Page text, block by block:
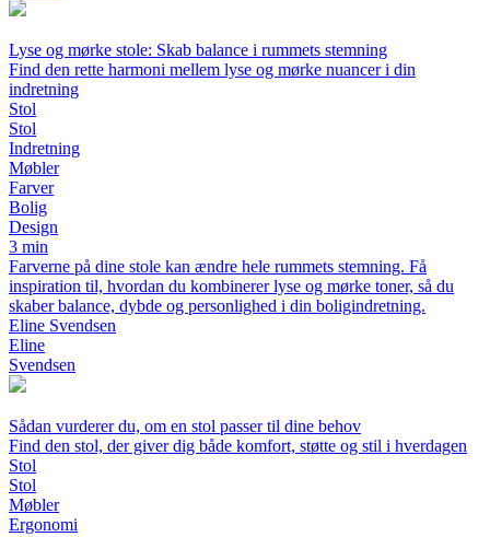
Lyse og mørke stole: Skab balance i rummets stemning
Find den rette harmoni mellem lyse og mørke nuancer i din
indretning
Stol
Stol
Indretning
Møbler
Farver
Bolig
Design
3 min
Farverne på dine stole kan ændre hele rummets stemning. Få
inspiration til, hvordan du kombinerer lyse og mørke toner, så du
skaber balance, dybde og personlighed i din boligindretning.
Eline Svendsen
Eline
Svendsen
Sådan vurderer du, om en stol passer til dine behov
Find den stol, der giver dig både komfort, støtte og stil i hverdagen
Stol
Stol
Møbler
Ergonomi